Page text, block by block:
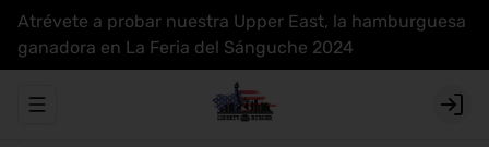
Atrévete a probar nuestra Upper East, la hamburguesa
ganadora en La Feria del Sánguche 2024
Abrir menu de navegación Login